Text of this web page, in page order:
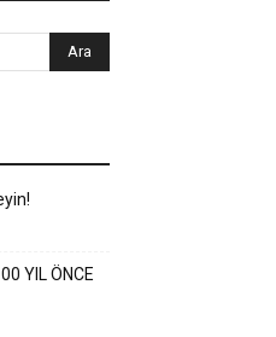
YIL ÖNCE